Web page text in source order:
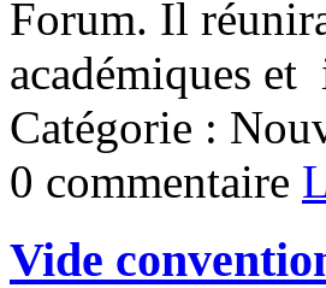
Forum. Il
académiques
Catégorie :
0 commentaire
Vide